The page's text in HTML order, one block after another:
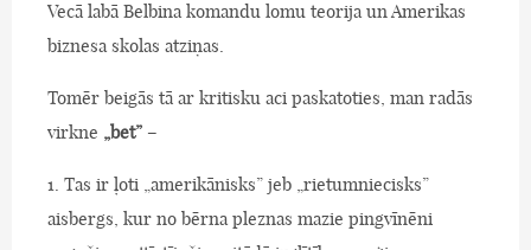
Vecā labā Belbina komandu lomu teorija un Amerikas
biznesa skolas atziņas.
Tomēr beigās tā ar kritisku aci paskatoties, man radās
virkne „bet” –
1. Tas ir ļoti „amerikānisks” jeb „rietumniecisks”
aisbergs, kur no bērna pleznas mazie pingvīnēni